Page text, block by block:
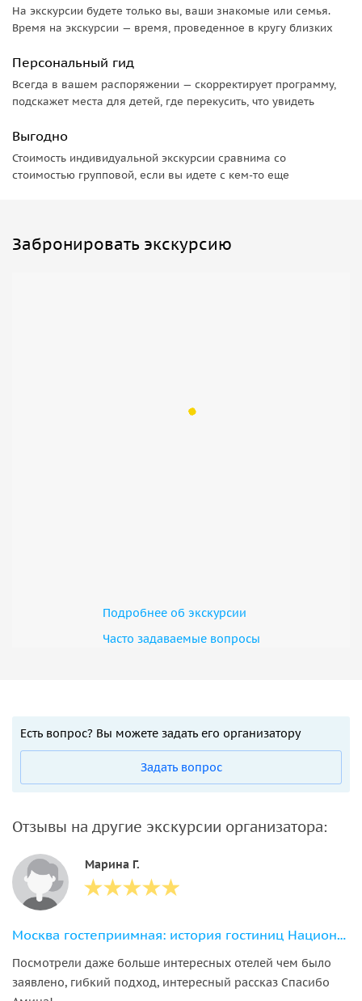
На экскурсии будете только вы, ваши знакомые или семья.
Время на экскурсии — время, проведенное в кругу близких
Персональный гид
Всегда в вашем распоряжении — скорректирует программу,
подскажет места для детей, где перекусить, что увидеть
Выгодно
Стоимость индивидуальной экскурсии сравнима со
стоимостью групповой, если вы идете с кем-то еще
Забронировать экскурсию
Подробнее об экскурсии
Часто задаваемые вопросы
Есть вопрос? Вы можете задать его организатору
Задать вопрос
Отзывы на другие экскурсии организатора:
Марина Г.
Москва гостеприимная: история гостиниц Националь, Метрополь, Савой
Посмотрели даже больше интересных отелей чем было
заявлено, гибкий подход, интересный рассказ Спасибо